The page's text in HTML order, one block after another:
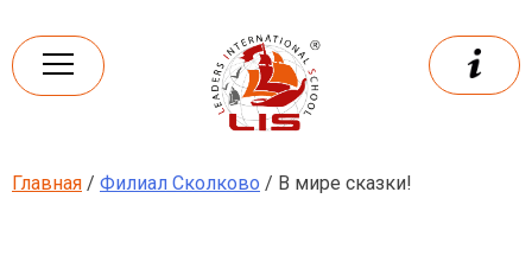
content
Leaders
International school
Главная / Филиал Сколково / В мире сказки!